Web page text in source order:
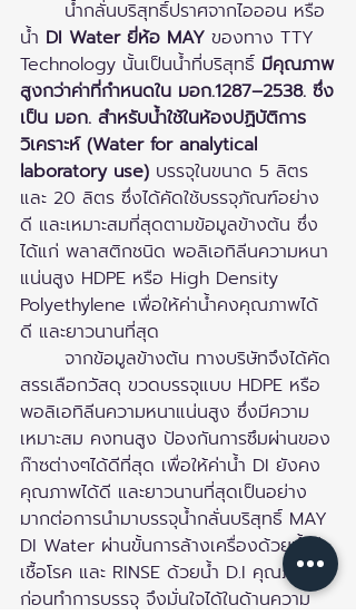
น้ำ DI Water ยี่ห้อ MAY ของทาง TTY
Technology นั้นเป็นน้ำที่บริสุทธิ์ มีคุณภาพ
สูงกว่าค่าที่กำหนดใน มอก.1287–2538. ซึ่ง
เป็น มอก. สำหรับน้ำใช้ในห้องปฏิบัติการ
วิเคราะห์ (Water for analytical
laboratory use) บรรจุในขนาด 5 ลิตร
และ 20 ลิตร ซึ่งได้คัดใช้บรรจุภัณฑ์อย่าง
ดี และเหมาะสมที่สุดตามข้อมูลข้างต้น ซึ่ง
ได้แก่ พลาสติกชนิด พอลิเอทิลีนความหนา
แน่นสูง HDPE หรือ High Density
Polyethylene เพื่อให้ค่าน้ำคงคุณภาพได้
ดี และยาวนานที่สุด
สรรเลือกวัสดุ ขวดบรรจุแบบ HDPE หรือ
พอลิเอทิลีนความหนาแน่นสูง ซึ่งมีความ
เหมาะสม คงทนสูง ป้องกันการซึมผ่านของ
ก๊าซต่างๆได้ดีที่สุด เพื่อให้ค่าน้ำ DI ยังคง
คุณภาพได้ดี และยาวนานที่สุดเป็นอย่าง
มากต่อการนำมาบรรจุน้ำกลั่นบริสุทธิ์ MAY
DI Water ผ่านขั้นการล้างเครื่องด้วยน้ำฆ่า
เชื้อโรค และ RINSE ด้วยน้ำ D.I คุณภาพสูง
ก่อนทำการบรรจุ จึงมั่นใจได้ในด้านความ